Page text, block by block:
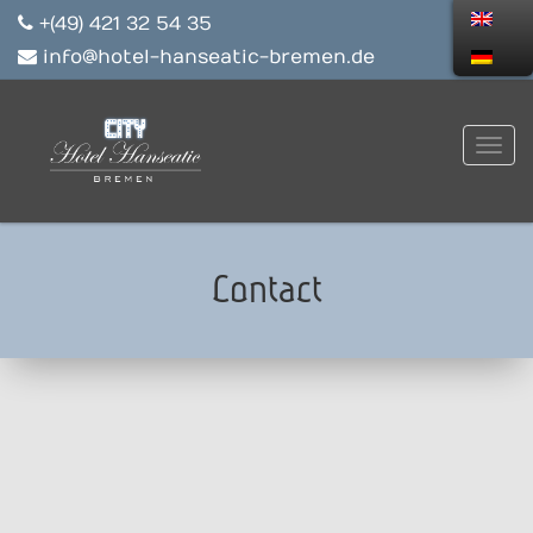
+(49) 421 32 54 35
info@hotel-hanseatic-bremen.de
Contact